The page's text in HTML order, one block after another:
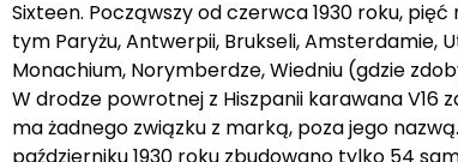
Sixteen. Począwszy od czerwca 1930 roku,
tym Paryżu, Antwerpii, Brukseli, Amsterdamie,
Monachium, Norymberdze, Wiedniu (gdzie
W drodze powrotnej z Hiszpanii karawana V16
ma żadnego związku z marką, poza jego
październiku 1930 roku zbudowano tylko 54